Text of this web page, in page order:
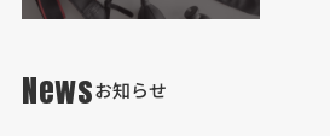
Newsお知らせ